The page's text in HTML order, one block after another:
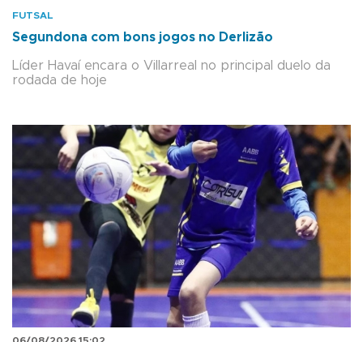
FUTSAL
Segundona com bons jogos no Derlizão
Líder Havaí encara o Villarreal no principal duelo da
rodada de hoje